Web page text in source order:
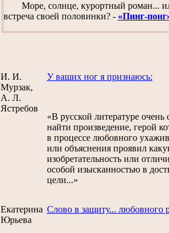
Море, солнце, курортный роман...
встреча своей половинки? - «Пинг-
И. И.
Мурзак,
А. Л.
Ястребов
У ваших ног я признаюсь:
«В русской литературе очень
найти произведение, герой
в процессе любовного
или объяснения проявил
изобретательность или
особой изысканностью в
цели...»
Екатерина
Юрьева
Слово в защиту... любовного